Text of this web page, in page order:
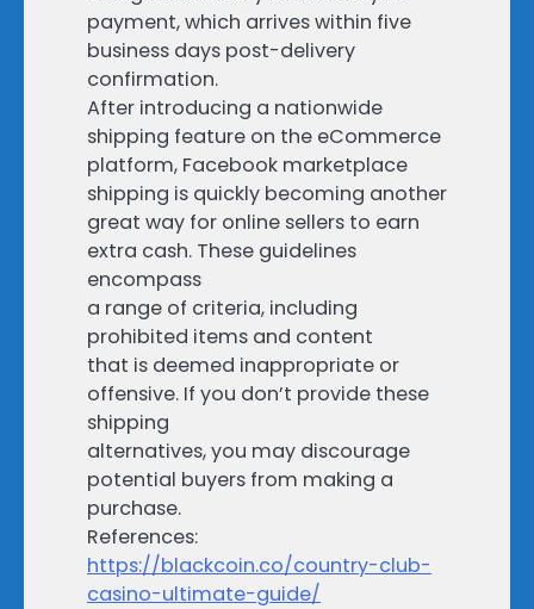
payment, which arrives within five
business days post-delivery
confirmation.
After introducing a nationwide
shipping feature on the eCommerce
platform, Facebook marketplace
shipping is quickly becoming another
great way for online sellers to earn
extra cash. These guidelines
encompass
a range of criteria, including
prohibited items and content
that is deemed inappropriate or
offensive. If you don’t provide these
shipping
alternatives, you may discourage
potential buyers from making a
purchase.
References:
https://blackcoin.co/country-club-
casino-ultimate-guide/